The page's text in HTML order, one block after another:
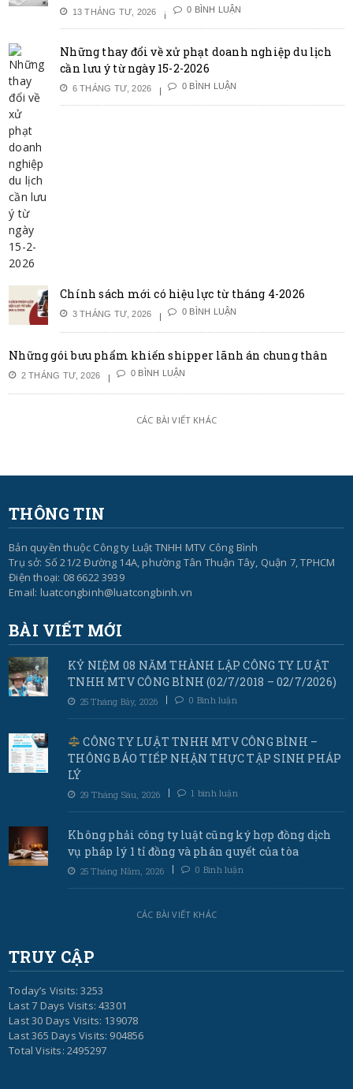
13 THÁNG TƯ, 2026 0 BÌNH LUẬN
Những thay đổi về xử phạt doanh nghiệp du lịch
cần lưu ý từ ngày 15-2-2026
6 THÁNG TƯ, 2026 0 BÌNH LUẬN
Chính sách mới có hiệu lực từ tháng 4-2026
3 THÁNG TƯ, 2026 0 BÌNH LUẬN
Những gói bưu phẩm khiến shipper lãnh án chung thân
2 THÁNG TƯ, 2026 0 BÌNH LUẬN
CÁC BÀI VIẾT KHÁC
THÔNG TIN
Bản quyền thuộc Công ty Luật TNHH MTV Công Bình
Trụ sở: Số 21/2 Đường 14A, phường Tân Thuận Tây, Quận 7, TPHCM
Điện thoại: 08 6622 3939
Email: luatcongbinh@luatcongbinh.vn
BÀI VIẾT MỚI
KỶ NIỆM 08 NĂM THÀNH LẬP CÔNG TY LUẬT
TNHH MTV CÔNG BÌNH (02/7/2018 – 02/7/2026)
25 Tháng Bảy, 2026 0 Bình luận
CÔNG TY LUẬT TNHH MTV CÔNG BÌNH –
THÔNG BÁO TIẾP NHẬN THỰC TẬP SINH PHÁP
LÝ
29 Tháng Sáu, 2026 1 bình luận
Không phải công ty luật cũng ký hợp đồng dịch
vụ pháp lý 1 tỉ đồng và phán quyết của tòa
25 Tháng Năm, 2026 0 Bình luận
CÁC BÀI VIẾT KHÁC
TRUY CẬP
Today’s Visits: 3253
Last 7 Days Visits: 43301
Last 30 Days Visits: 139078
Last 365 Days Visits: 904856
Total Visits: 2495297